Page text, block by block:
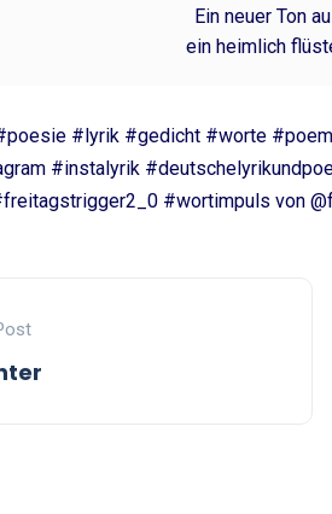
Ein neuer Ton
ein heimlich
#lyrik #gedicht #worte
#instalyrik
#wortimpuls von